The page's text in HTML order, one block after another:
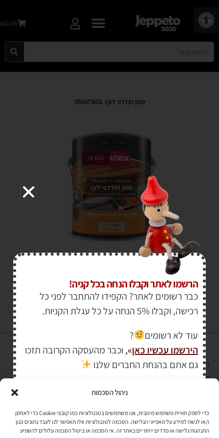
פתח סרגל נגישות
ניהול הסכמות
כדי לספק חוויית משתמש מיטבית, אנו משתמשים בטכנולוגיות כמו קובצי Cookie כדי לאחסן
ו/או לגשת למידע על מאפייני הגלישה. הסכמה לטכנולוגיות אלו תאפשר לנו לעבד נתונים כגון
התנהגות גלישה או מדדים ייחודיים באתר זה. אי הסכמה או ביטול הסכמה עלולים להשפיע
₪0.00
שמן חודרני לעץ OWATROL
מבצע!
והעומד בתקן אבטחה PCI DSS Level-1
לתקנון האתר»
הרשמו לאתר וקבלו הנחה בכל קניה!
כבר רשומים לאתר? הקפידו להתחבר לפני כל
רכישה, וקבלו 5% הנחה על כל עגלת הקניות.
עוד לא רשומים
?
הירשמו עכשיו כאן»
, וכבר מהעסקה הקרובה תזכו
גם אתם בהנחת החברים שלנו